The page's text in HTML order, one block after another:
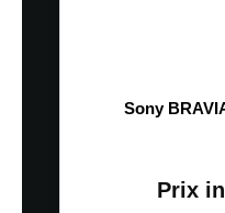
Sony
Prix